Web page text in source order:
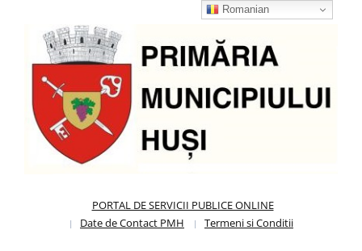
PORTAL DE SERVICII PUBLICE ONLINE
Date de Contact PMH
Termeni si Conditii
Romanian